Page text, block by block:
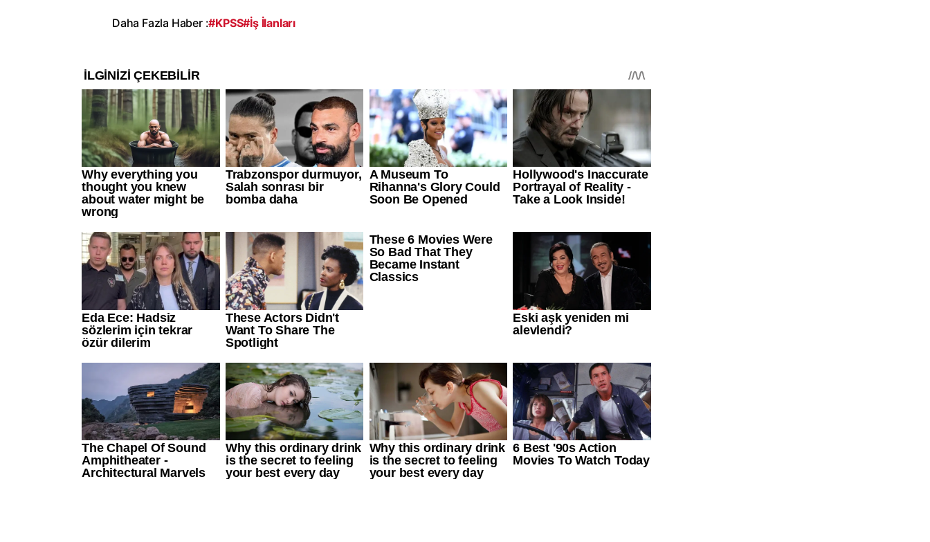
Daha Fazla Haber :#KPSS#İş İlanları